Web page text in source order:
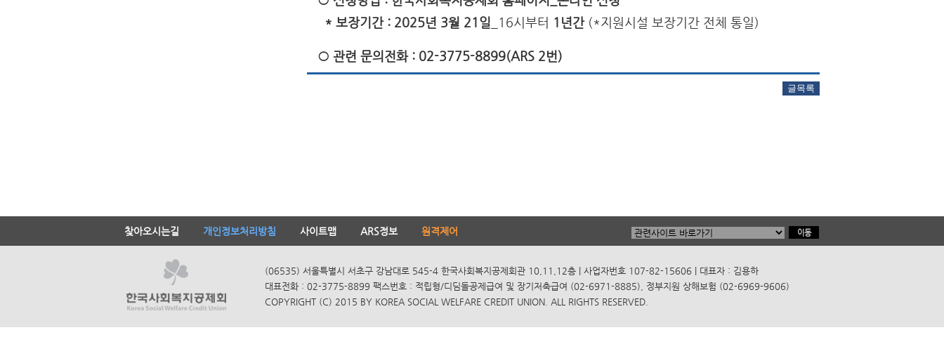
* 보장기간 : 2025년 3월 21일 _16시부터 1년간(*지원시설 보장기간 전체 통일)
○ 관련 문의전화 : 02-3775-8899(ARS 2번)
찾아오시는길 개인정보처리방침 사이트맵 ARS정보 원격제어
(06535) 서울특별시 서초구 강남대로 545-4 한국사회복지공제회관 10,11,12층 | 사업자번호 107-82-15606 | 대표자 : 김용하
대표전화 : 02-3775-8899 팩스번호 : 적립형/디딤돌공제급여 및 장기저축급여 (02-6971-8885), 정부지원 상해보험 (02-6969-9606)
COPYRIGHT (C) 2015 BY KOREA SOCIAL WELFARE CREDIT UNION. ALL RIGHTS RESERVED.